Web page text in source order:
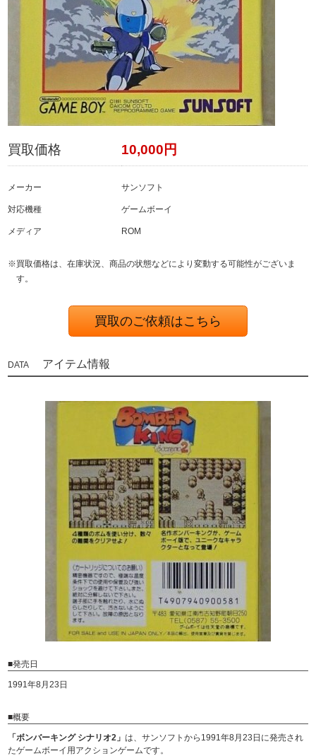
買取価格 10,000円
メーカー サンソフト
対応機種 ゲームボーイ
メディア ROM
※買取価格は、在庫状況、商品の状態などにより変動する可能性がございま
す。
買取のご依頼はこちら
アイテム情報
■発売日
1991年8月23日
■概要
「ボンバーキング シナリオ2」は、サンソフトから1991年8月23日に発売され
たゲームボーイ用アクションゲームです。